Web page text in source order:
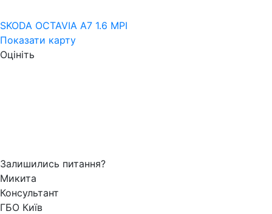
SKODA OCTAVIA A7 1.6 MPI
Показати карту
Оцініть
Залишились питання?
Микита
Консультант
ГБО Київ